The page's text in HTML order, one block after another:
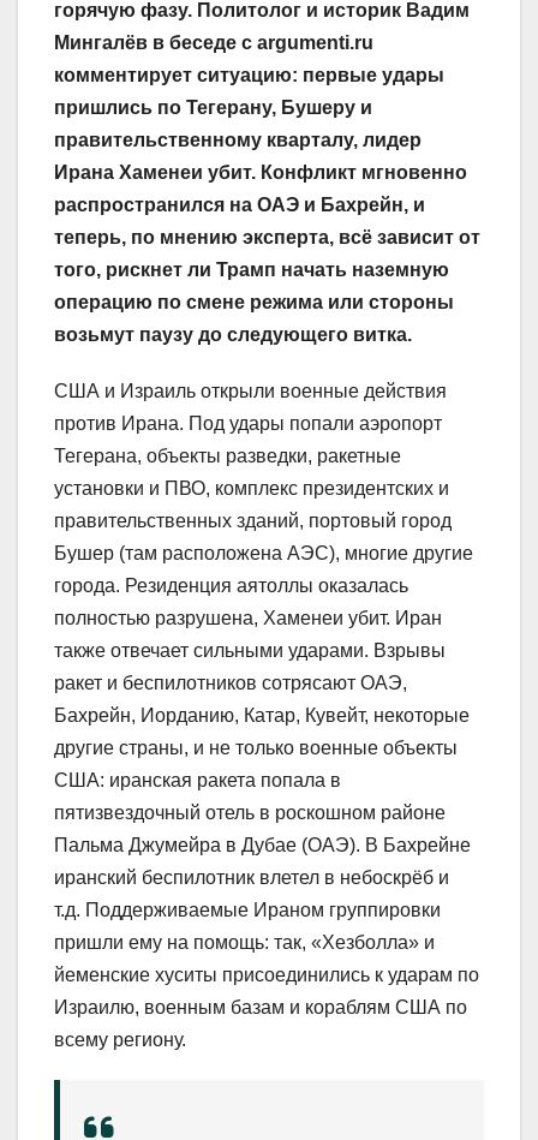
горячую фазу. Политолог и историк Вадим
Мингалёв в беседе с argumenti.ru
комментирует ситуацию: первые удары
пришлись по Тегерану, Бушеру и
правительственному кварталу, лидер
Ирана Хаменеи убит. Конфликт мгновенно
распространился на ОАЭ и Бахрейн, и
теперь, по мнению эксперта, всё зависит от
того, рискнет ли Трамп начать наземную
операцию по смене режима или стороны
возьмут паузу до следующего витка.
США и Израиль открыли военные действия
против Ирана. Под удары попали аэропорт
Тегерана, объекты разведки, ракетные
установки и ПВО, комплекс президентских и
правительственных зданий, портовый город
Бушер (там расположена АЭС), многие другие
города. Резиденция аятоллы оказалась
полностью разрушена, Хаменеи убит. Иран
также отвечает сильными ударами. Взрывы
ракет и беспилотников сотрясают ОАЭ,
Бахрейн, Иорданию, Катар, Кувейт, некоторые
другие страны, и не только военные объекты
США: иранская ракета попала в
пятизвездочный отель в роскошном районе
Пальма Джумейра в Дубае (ОАЭ). В Бахрейне
иранский беспилотник влетел в небоскрёб и
т.д. Поддерживаемые Ираном группировки
пришли ему на помощь: так, «Хезболла» и
йеменские хуситы присоединились к ударам по
Израилю, военным базам и кораблям США по
всему региону.